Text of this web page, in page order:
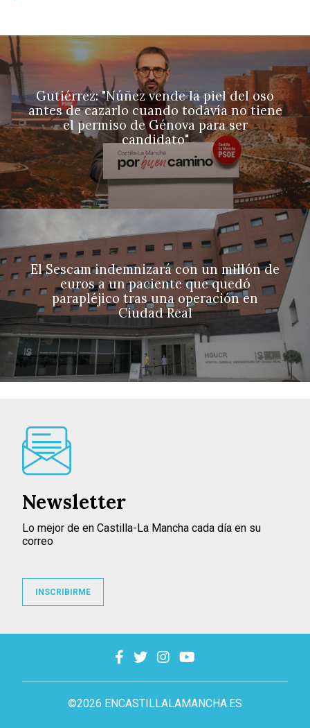
Gutiérrez: "Núñez vende la piel del oso
antes de cazarlo cuando todavía no tiene
el permiso de Génova para ser
candidato"
El Sescam indemnizará con un millón de
euros a un paciente que quedó
parapléjico tras una operación en
Ciudad Real
©2026 ENCASTILLALAMANCHA.ES
Newsletter
Lo mejor de en Castilla-La Mancha cada día en su
correo
INSCRIBIRME